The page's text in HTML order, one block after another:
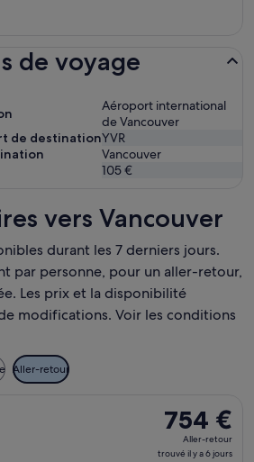
de voyage
Aéroport international
de Vancouver
de destinationYVR
Vancouver
105 €
vers Vancouver
durant les 7 derniers jours.
par personne, pour un aller-retour,
Les prix et la disponibilité
modifications. Voir les conditions
Aller-retour
754 €
Aller-
retour,
754 €
Aller-retour
trouvé il y a 6 jours